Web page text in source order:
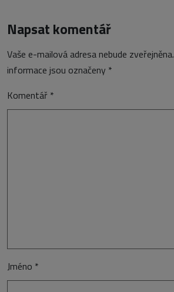
Napsat komentář
Vaše e-mailová adresa nebude zveřejněna.
informace jsou označeny *
Komentář *
Jméno *